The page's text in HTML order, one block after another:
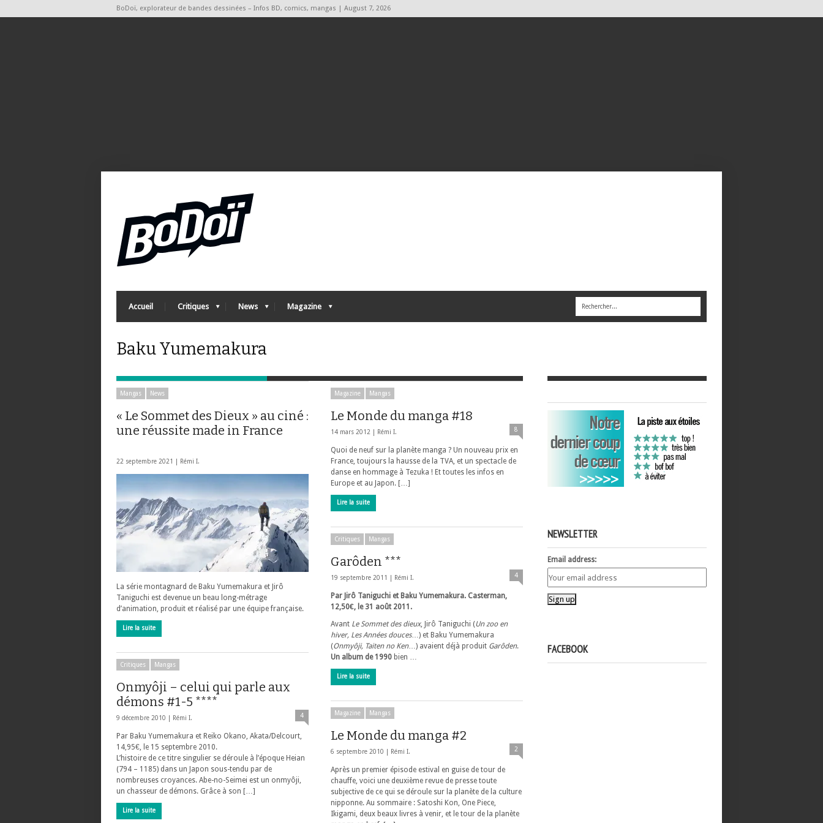
BoDoï, explorateur de bandes dessinées – Infos BD, comics, mangas | August 7, 2026
Accueil Critiques News Magazine
Baku Yumemakura
Mangas News
« Le Sommet des Dieux » au ciné :
une réussite made in France
22 septembre 2021 | Rémi I.
La série montagnard de Baku Yumemakura et Jirô
Taniguchi est devenue un beau long-métrage
d’animation, produit et réalisé par une équipe française.
Lire la suite
Magazine Mangas
Le Monde du manga #18
14 mars 2012 | Rémi I. 8
Quoi de neuf sur la planète manga ? Un nouveau prix en
France, toujours la hausse de la TVA, et un spectacle de
danse en hommage à Tezuka ! Et toutes les infos en
Europe et au Japon. […]
Lire la suite
Critiques Mangas
Garôden ***
19 septembre 2011 | Rémi I. 4
Par Jirô Taniguchi et Baku Yumemakura. Casterman,
12,50€, le 31 août 2011.
Avant Le Sommet des dieux, Jirô Taniguchi (Un zoo en
hiver, Les Années douces…) et Baku Yumemakura
(Onmyôji, Taiten no Ken…) avaient déjà produit Garôden.
Un album de 1990 bien …
Lire la suite
Critiques Mangas
Onmyôji – celui qui parle aux
démons #1-5 ****
9 décembre 2010 | Rémi I. 4
Par Baku Yumemakura et Reiko Okano, Akata/Delcourt,
14,95€, le 15 septembre 2010.
L’histoire de ce titre singulier se déroule à l’époque Heian
(794 – 1185) dans un Japon sous-tendu par de
nombreuses croyances. Abe-no-Seimei est un onmyôji,
un chasseur de démons. Grâce à son […]
Lire la suite
Magazine Mangas
Le Monde du manga #2
6 septembre 2010 | Rémi I. 2
Après un premier épisode estival en guise de tour de
chauffe, voici une deuxième revue de presse toute
subjective de ce qui se déroule sur la planète de la culture
nipponne. Au sommaire : Satoshi Kon, One Piece,
Ikigami, deux beaux livres à venir, et le tour de la planète
NEWSLETTER
Email address:
FACEBOOK